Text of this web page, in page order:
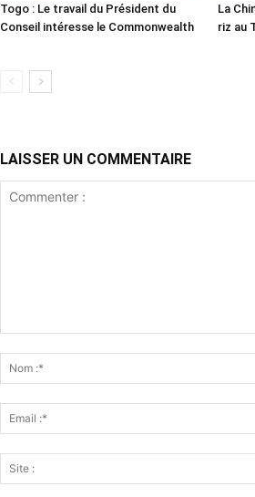
Togo : Le travail du Président du
Conseil intéresse le Commonwealth
La
riz au
LAISSER UN COMMENTAIRE